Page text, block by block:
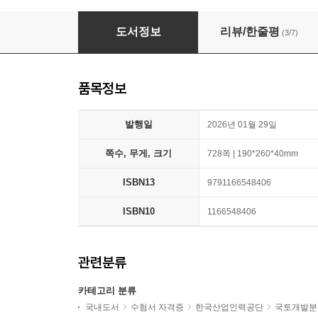
2026 조경기능사 필기
도서정보 리뷰/한줄평 (3/7)
품목정보
발행일 2026년 01월 29일
쪽수, 무게, 크기 728쪽 | 190*260*40mm
ISBN13 9791166548406
ISBN10 1166548406
관련분류
카테고리 분류
국내도서 수험서 자격증 한국산업인력공단 국토개발